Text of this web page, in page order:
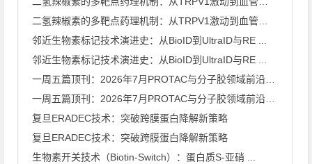
邻近生物素标记技术演进史：从BioID到UltraID与RE ...
邻近生物素标记技术演进史：从BioID到UltraID与RE ...
复旦ERADEC技术：突破跨膜蛋白降解新策略
复旦ERADEC技术：突破跨膜蛋白降解新策略
生物素开关技术（Biotin-Switch）：蛋白质S-亚硝 ...